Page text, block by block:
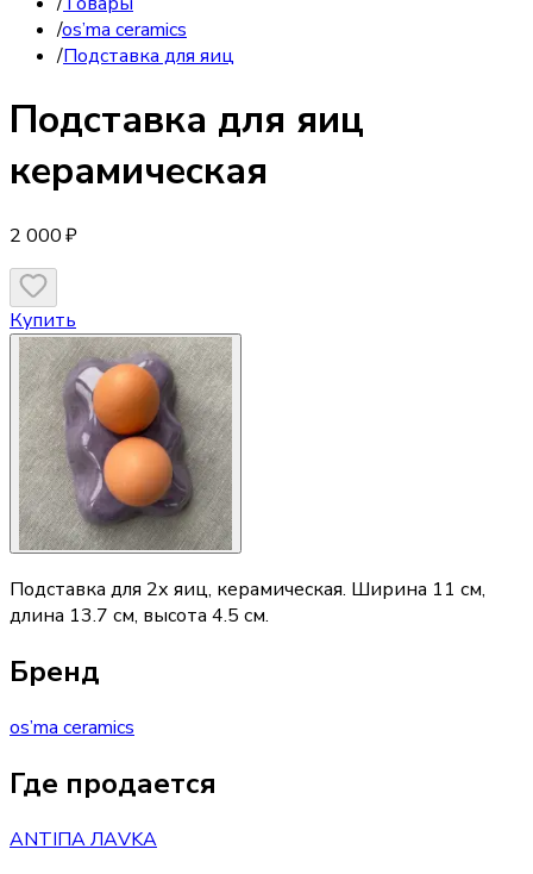
/os’ma ceramics
/Подставка для яиц
Подставка для яиц
керамическая
2 000 ₽
Купить
Подставка для 2х яиц, керамическая. Ширина 11 см,
длина 13.7 см, высота 4.5 см.
Бренд
os’ma ceramics
Где продается
ANTIПА ЛАVKA